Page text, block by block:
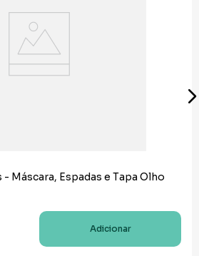
Máscara, Espadas e Tapa Olho
Adicionar